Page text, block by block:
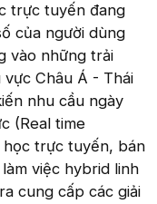
trực tuyến đang
của người dùng
vào những trải
vực Châu Á - Thái
nhu cầu ngày
(Real time
học trực tuyến, bán
việc hybrid linh
cung cấp các giải